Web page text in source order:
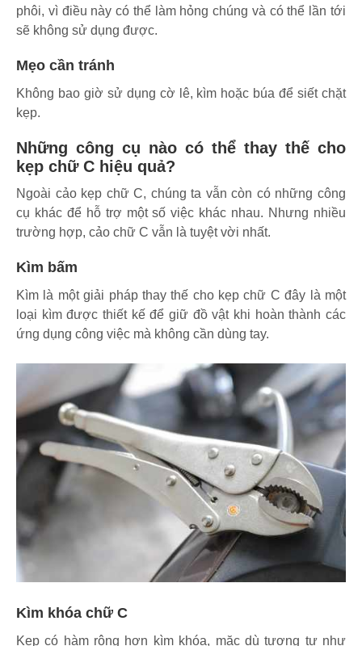
phôi, vì điều này có thể làm hỏng chúng và có thể lần tới
sẽ không sử dụng được.
Mẹo cần tránh
Không bao giờ sử dụng cờ lê, kìm hoặc búa để siết chặt
kẹp.
Những công cụ nào có thể thay thế cho
kẹp chữ C hiệu quả?
Ngoài cảo kẹp chữ C, chúng ta vẫn còn có những công
cụ khác để hỗ trợ một số việc khác nhau. Nhưng nhiều
trường hợp, cảo chữ C vẫn là tuyệt vời nhất.
Kìm bấm
Kìm là một giải pháp thay thế cho kẹp chữ C đây là một
loại kìm được thiết kế để giữ đồ vật khi hoàn thành các
ứng dụng công việc mà không cần dùng tay.
Kìm khóa chữ C
Kẹp có hàm rộng hơn kìm khóa, mặc dù tương tự như